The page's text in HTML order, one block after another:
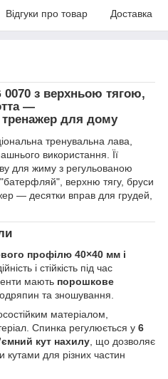
Відгуки про товар Доставка
0070 з верхньою тягою,
—
тренажер для дому
тренувальна лава,
використання. Її
для жиму з регульованою
верхню тягу, бруси
— десятки вправ для грудей,
профілю 40×40 мм і
і стійкість під час
мають порошкове
та зношування.
матеріалом,
Спинка регулюється у 6
кут нахилу, що дозволяє
кутами для різних частин